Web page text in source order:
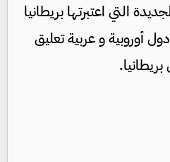
التي اعتبرتها بريطانيا
أوروبية و عربية تعليق